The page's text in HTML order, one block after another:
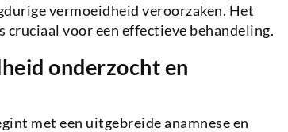
vermoeidheid veroorzaken. Het
voor een effectieve behandeling.
onderzocht en
met een uitgebreide anamnese en